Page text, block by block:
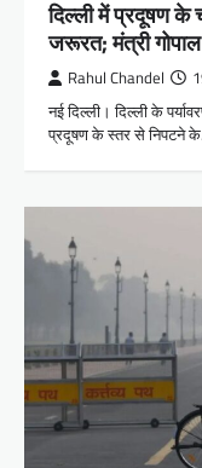
दिल्ली में प्रदूषण के
जरूरत; मंत्री
Rahul Chandel
नई दिल्ली। दिल्ली के
प्रदूषण के स्तर से निपटने